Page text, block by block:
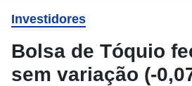
Investidores
Bolsa de Tóquio
sem variação (-